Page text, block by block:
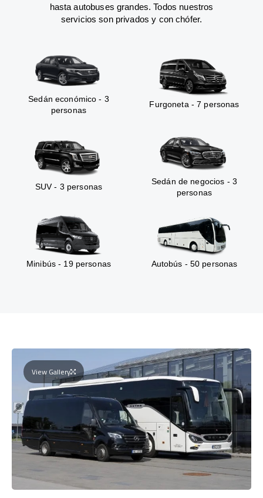
hasta autobuses grandes. Todos nuestros
servicios son privados y con chófer.
Sedán económico - 3
personas
Furgoneta - 7 personas
SUV - 3 personas
Sedán de negocios - 3
personas
Minibús - 19 personas Autobús - 50 personas
View Gallery